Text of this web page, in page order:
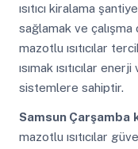
ısıtıcı kiralama
sağlamak ve çalışma
mazotlu ısıtıcılar
ısımak ısıtıcılar
sistemlere sahiptir.
Samsun Çarşamba
mazotlu ısıtıcılar